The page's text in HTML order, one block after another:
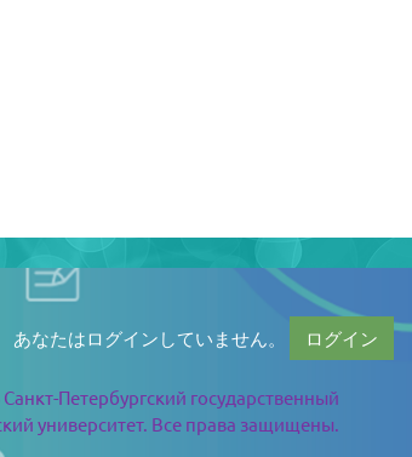
あなたはログインしていません。 ログイン
Петербургский государственный
университет. Все права защищены.